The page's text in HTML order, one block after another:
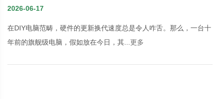
水平 功能堪忧
2026-06-17
在DIY电脑范畴，硬件的更新换代速度总是令人咋舌。那么，一台十
年前的旗舰级电脑，假如放在今日，其... 更多